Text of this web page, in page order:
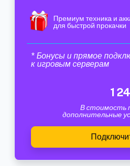
Премиум техника и
для быстрой прокачки
* Бонусы и прямое
к игровым серверам
1
В стоимость
дополнительные